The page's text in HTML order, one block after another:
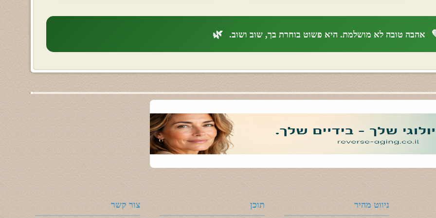
אהבה טובה לא מושלמת. היא פשוט בוחרת בך, שוב ושוב. 🌿
ניווט מהיר תוכן צור קשר